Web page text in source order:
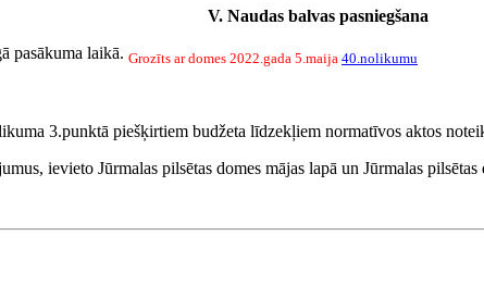
V. Naudas balvas pasniegšana
pasākuma laikā. Grozīts ar domes 2022.gada 5.maija 40.nolikumu
3.punktā piešķirtiem budžeta līdzekļiem normatīvos aktos
ievieto Jūrmalas pilsētas domes mājas lapā un Jūrmalas